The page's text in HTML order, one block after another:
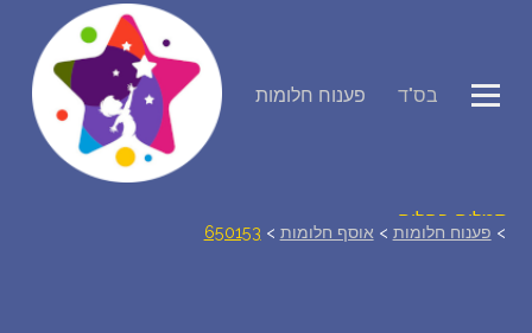
פענוח חלומות בס"ד
פירוש חלומות
סמלים בחלום
> פענוח חלומות > אוסף חלומות >
650153